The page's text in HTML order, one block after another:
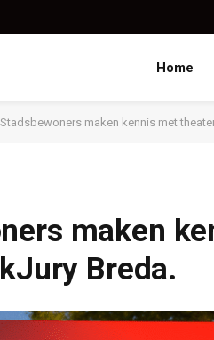
Home
Stadsbewoners maken kennis met
maken
Breda.